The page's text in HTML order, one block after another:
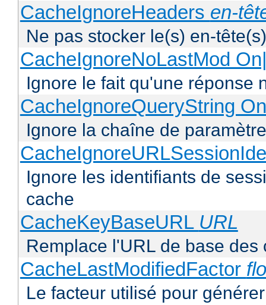
CacheIgnoreHeaders en-
Ne pas stocker le(s) en-
CacheIgnoreNoLastMod
Ignore le fait qu'une réponse
CacheIgnoreQueryString
Ignore la chaîne de
Ignore les identifiants de
cache
CacheKeyBaseURL URL
Remplace l'URL de base
CacheLastModifiedFactor
Le facteur utilisé pour